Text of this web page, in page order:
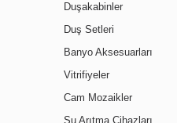
Duşakabinler
Duş Setleri
Banyo Aksesuarları
Vitrifiyeler
Cam Mozaikler
Su Arıtma Cihazları